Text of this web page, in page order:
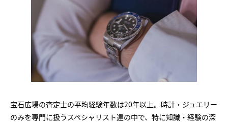
宝石広場の査定士の平均経験年数は20年以上。時計・ジュエリー
のみを専門に扱うスペシャリスト達の中で、特に知識・経験の深